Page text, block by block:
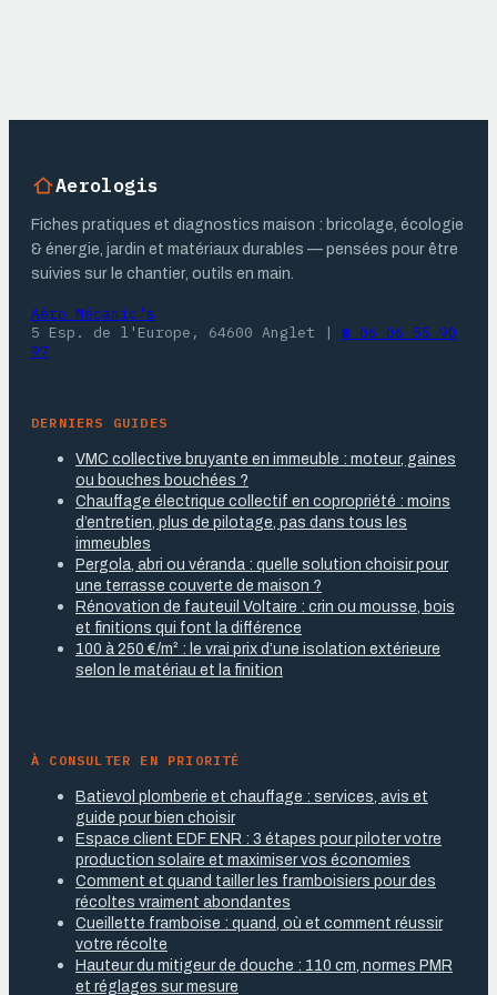
Aerologis
Fiches pratiques et diagnostics maison : bricolage, écologie
& énergie, jardin et matériaux durables — pensées pour être
suivies sur le chantier, outils en main.
Aéro Mécanic's
5 Esp. de l'Europe, 64600 Anglet | ☎ 06 06 55 90
97
DERNIERS GUIDES
VMC collective bruyante en immeuble : moteur, gaines
ou bouches bouchées ?
Chauffage électrique collectif en copropriété : moins
d’entretien, plus de pilotage, pas dans tous les
immeubles
Pergola, abri ou véranda : quelle solution choisir pour
une terrasse couverte de maison ?
Rénovation de fauteuil Voltaire : crin ou mousse, bois
et finitions qui font la différence
100 à 250 €/m² : le vrai prix d’une isolation extérieure
selon le matériau et la finition
À CONSULTER EN PRIORITÉ
Batievol plomberie et chauffage : services, avis et
guide pour bien choisir
Espace client EDF ENR : 3 étapes pour piloter votre
production solaire et maximiser vos économies
Comment et quand tailler les framboisiers pour des
récoltes vraiment abondantes
Cueillette framboise : quand, où et comment réussir
votre récolte
Hauteur du mitigeur de douche : 110 cm, normes PMR
et réglages sur mesure